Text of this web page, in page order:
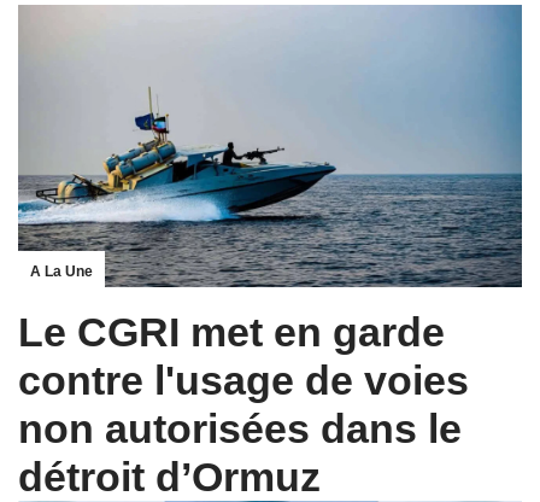
A La Une
Le CGRI met en garde
contre l'usage de voies
non autorisées dans le
détroit d’Ormuz